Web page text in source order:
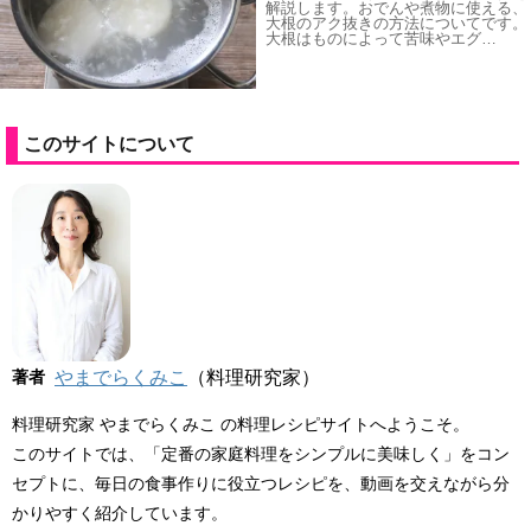
解説します。おでんや煮物に使える、
大根のアク抜きの方法についてです。
大根はものによって苦味やエグ…
このサイトについて
著者 やまでらくみこ （料理研究家）
料理研究家 やまでらくみこ の料理レシピサイトへようこそ。
このサイトでは、「定番の家庭料理をシンプルに美味しく」をコン
セプトに、毎日の食事作りに役立つレシピを、動画を交えながら分
かりやすく紹介しています。